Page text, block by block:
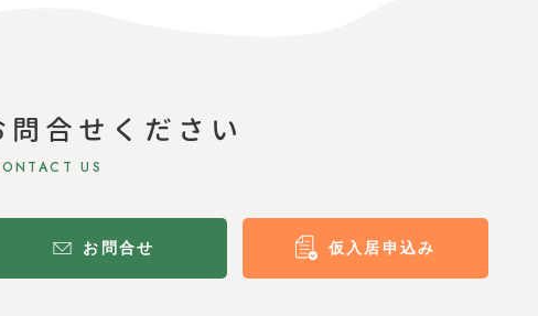
合せください
US
お問合せ 仮入居申込み